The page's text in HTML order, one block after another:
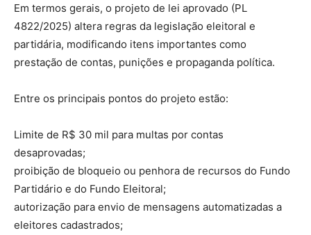
Em termos gerais, o projeto de lei aprovado (PL
4822/2025) altera regras da legislação eleitoral e
partidária, modificando itens importantes como
prestação de contas, punições e propaganda política.
Entre os principais pontos do projeto estão:
Limite de R$ 30 mil para multas por contas
desaprovadas;
proibição de bloqueio ou penhora de recursos do Fundo
Partidário e do Fundo Eleitoral;
autorização para envio de mensagens automatizadas a
eleitores cadastrados;